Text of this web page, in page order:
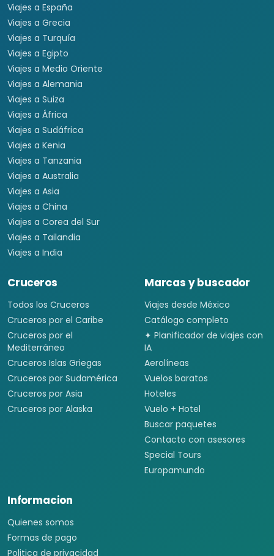
Viajes a España
Viajes a Grecia
Viajes a Turquía
Viajes a Egipto
Viajes a Medio Oriente
Viajes a Alemania
Viajes a Suiza
Viajes a África
Viajes a Sudáfrica
Viajes a Kenia
Viajes a Tanzania
Viajes a Australia
Viajes a Asia
Viajes a China
Viajes a Corea del Sur
Viajes a Tailandia
Viajes a India
Cruceros
Todos los Cruceros
Cruceros por el Caribe
Cruceros por el
Mediterráneo
Cruceros Islas Griegas
Cruceros por Sudamérica
Cruceros por Asia
Cruceros por Alaska
Marcas y buscador
Viajes desde México
Catálogo completo
✦ Planificador de viajes con
IA
Aerolíneas
Vuelos baratos
Hoteles
Vuelo + Hotel
Buscar paquetes
Contacto con asesores
Special Tours
Europamundo
Informacion
Quienes somos
Formas de pago
Politica de privacidad